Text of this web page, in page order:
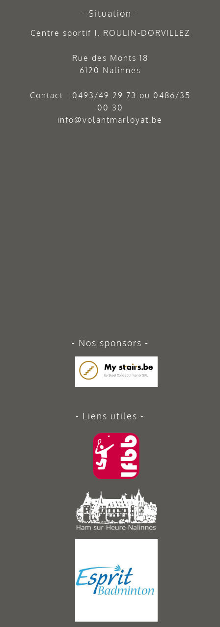
Situation
Centre sportif J. ROULIN-DORVILLEZ
Rue des Monts 18
6120 Nalinnes
Contact : 0493/49 29 73 ou 0486/35
00 30
info@volantmarloyat.be
Nos sponsors
Liens utiles